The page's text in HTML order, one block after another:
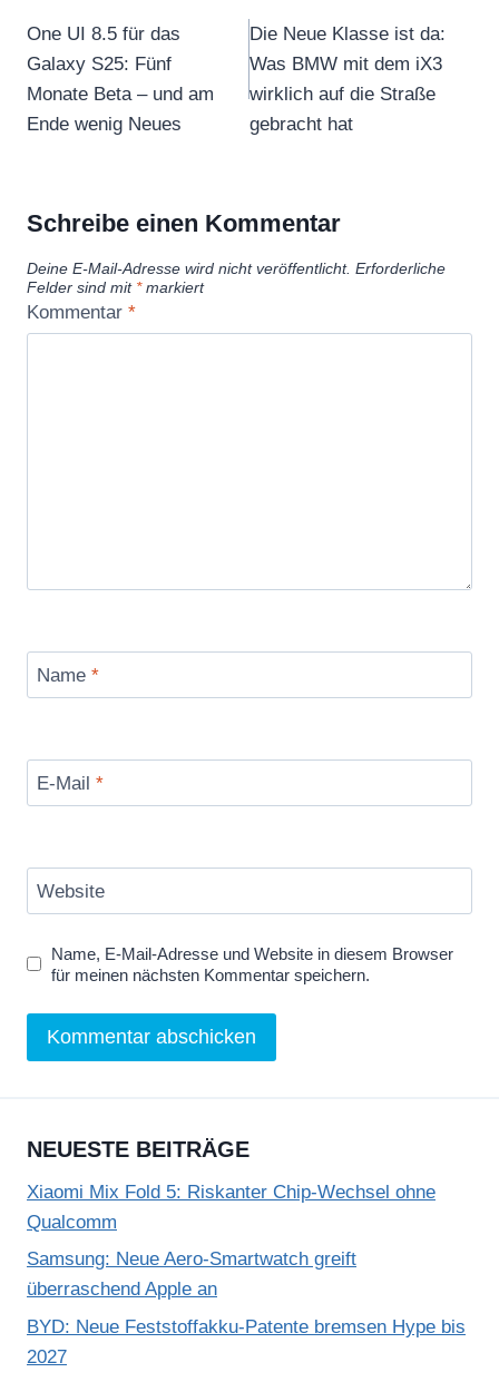
One UI 8.5 für das
Galaxy S25: Fünf
Monate Beta – und am
Ende wenig Neues
Die Neue Klasse ist da:
Was BMW mit dem iX3
wirklich auf die Straße
gebracht hat
Schreibe einen Kommentar
Deine E-Mail-Adresse wird nicht veröffentlicht. Erforderliche
Felder sind mit *markiert
Kommentar *
Name *
E-Mail *
Website
Name, E-Mail-Adresse und Website in diesem Browser
für meinen nächsten Kommentar speichern.
NEUESTE BEITRÄGE
Xiaomi Mix Fold 5: Riskanter Chip-Wechsel ohne
Qualcomm
Samsung: Neue Aero-Smartwatch greift
überraschend Apple an
BYD: Neue Feststoffakku-Patente bremsen Hype bis
2027